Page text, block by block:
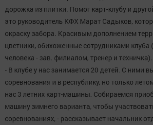
дорожка из плитки. Помог карт-клубу и
это руководитель КФХ Марат Садыков,
окраску забора. Красивым дополнением
цветники, обихоженные сотрудниками клуба
человека - зав. филиалом, тренер и техничка).
- В клубе у нас занимается 20 детей. С ними
соревнования и в республику, но только
нас 3 летних карт-машины. Собираемся
машину зимнего варианта, чтобы
соревнованиях, - рассказывает начальник